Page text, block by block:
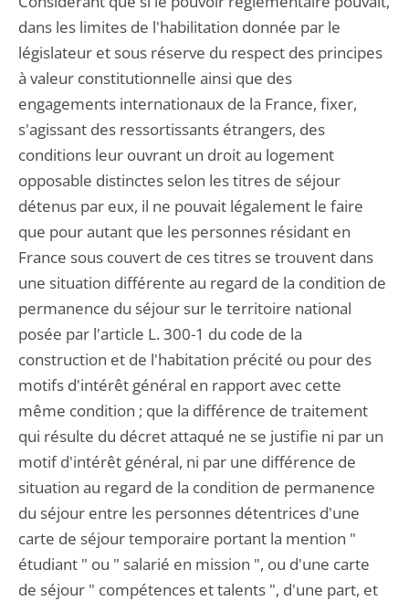
dans les limites de l'habilitation donnée par le
législateur et sous réserve du respect des principes
à valeur constitutionnelle ainsi que des
engagements internationaux de la France, fixer,
s'agissant des ressortissants étrangers, des
conditions leur ouvrant un droit au logement
opposable distinctes selon les titres de séjour
détenus par eux, il ne pouvait légalement le faire
que pour autant que les personnes résidant en
France sous couvert de ces titres se trouvent dans
une situation différente au regard de la condition de
permanence du séjour sur le territoire national
posée par l'article L. 300-1 du code de la
construction et de l'habitation précité ou pour des
motifs d'intérêt général en rapport avec cette
même condition ; que la différence de traitement
qui résulte du décret attaqué ne se justifie ni par un
motif d'intérêt général, ni par une différence de
situation au regard de la condition de permanence
du séjour entre les personnes détentrices d'une
carte de séjour temporaire portant la mention "
étudiant " ou " salarié en mission ", ou d'une carte
de séjour " compétences et talents ", d'une part, et